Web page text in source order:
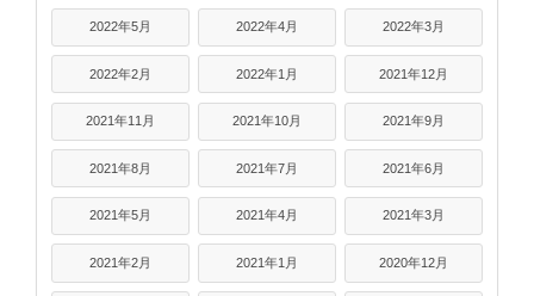
2022年5月 2022年4月 2022年3月
2022年2月 2022年1月 2021年12月
2021年11月 2021年10月 2021年9月
2021年8月 2021年7月 2021年6月
2021年5月 2021年4月 2021年3月
2021年2月 2021年1月 2020年12月